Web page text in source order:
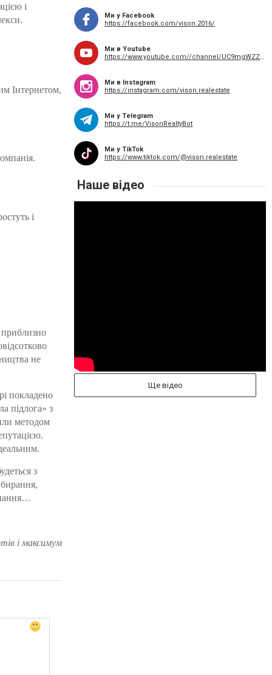
і
Інтернетом,
і
приблизно
не
покладено
підлога» з
методом
з
і максимум
Ми у Facebook
https://facebook.com/vison.2016/
Ми в Youtube
https://www.youtube.com//channel/UC9mgWZZTRXMxEPtb_yu1Klw
Ми в Instagram
https://instagram.com/vison.realestate
Ми у Telegram
https://t.me/VisonRealtyBot
Ми у TikTok
https://www.tiktok.com/@vison.realestate
Наше відео
Ще відео